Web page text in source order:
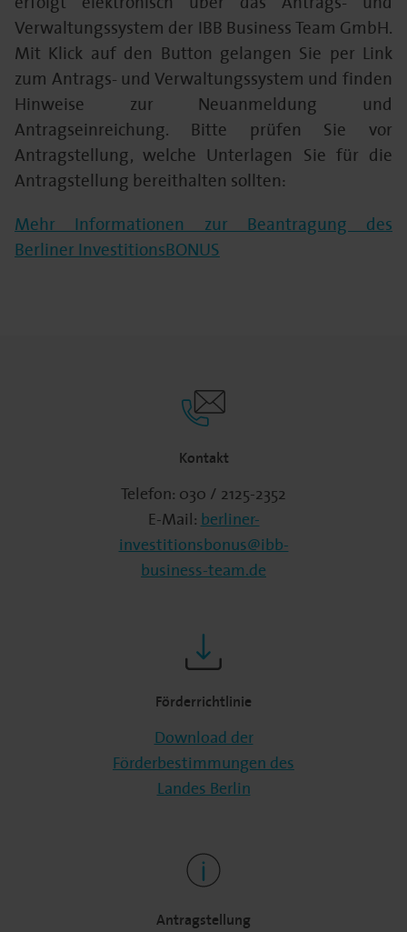
Verwaltungssystem der IBB Business Team GmbH.
Mit Klick auf den Button gelangen Sie per Link
zum Antrags- und Verwaltungssystem und finden
Hinweise zur Neuanmeldung und
Antragseinreichung. Bitte prüfen Sie vor
Antragstellung, welche Unterlagen Sie für die
Antragstellung bereithalten sollten:
Mehr Informationen zur Beantragung des
Berliner InvestitionsBONUS
Kontakt
Telefon: 030 / 2125-2352
E-Mail:berliner-
investitionsbonus@ibb-
business-team.de
Förderrichtlinie
Download der
Förderbestimmungen des
Landes Berlin
Antragstellung